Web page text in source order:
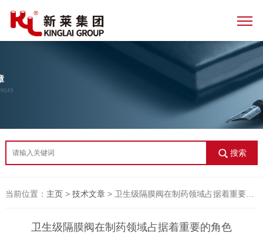
搜索
当前位置： 主页> 技术文章> 卫生级隔膜阀在制药领域占据着重要的角色
卫生级隔膜阀在制药领域占据着重要的角色